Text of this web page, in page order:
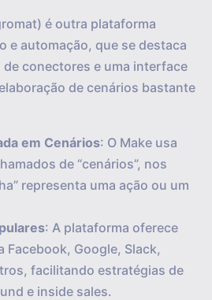
é outra plataforma
e automação, que se destaca
de conectores e uma interface
de cenários bastante
em Cenários: O Make usa
de “cenários”, nos
representa uma ação ou um
: A plataforma oferece
Facebook, Google, Slack,
facilitando estratégias de
e inside sales.